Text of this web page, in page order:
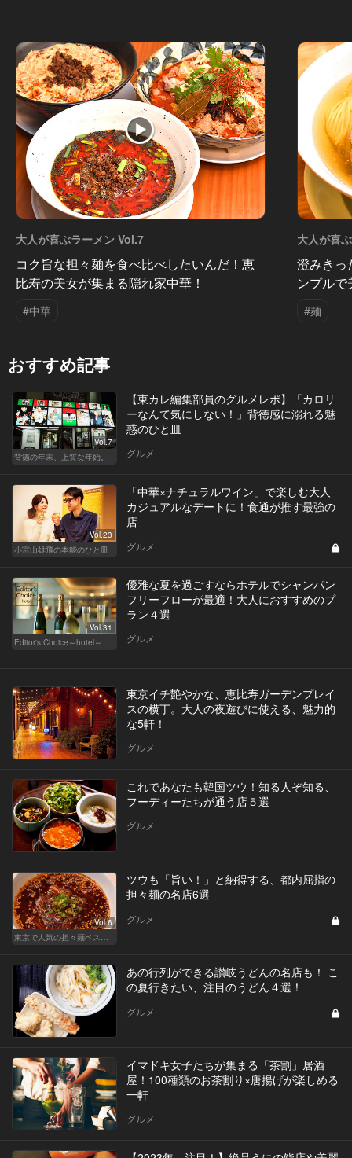
大人が喜ぶラーメン Vol.7
コク旨な担々麺を食べ比べしたいんだ！恵
比寿の美女が集まる隠れ家中華！
#中華
大人が喜
澄みきっ
ンプル
#麺
おすすめ記事
Vol.7
背徳の年末、上質な年始。
【東カレ編集部員のグルメレポ】「カロリ
ーなんて気にしない！」背徳感に溺れる魅
惑のひと皿
グルメ
Vol.23
小宮山雄飛の本能のひと皿
「中華×ナチュラルワイン」で楽しむ大人
カジュアルなデートに！食通が推す最強の
店
グルメ
Vol.31
Editor's Choice～hotel～
優雅な夏を過ごすならホテルでシャンパン
フリーフローが最適！大人におすすめのプ
ラン４選
グルメ
東京イチ艶やかな、恵比寿ガーデンプレイ
スの横丁。大人の夜遊びに使える、魅力的
な5軒！
グルメ
これであなたも韓国ツウ！知る人ぞ知る、
フーディーたちが通う店５選
グルメ
Vol.6
ツウも「旨い！」と納得する、都内屈指の
担々麺の名店6選
グルメ
あの行列ができる讃岐うどんの名店も！ こ
の夏行きたい、注目のうどん４選！
グルメ
イマドキ女子たちが集まる「茶割」居酒
屋！100種類のお茶割り×唐揚げが楽しめる
一軒
グルメ